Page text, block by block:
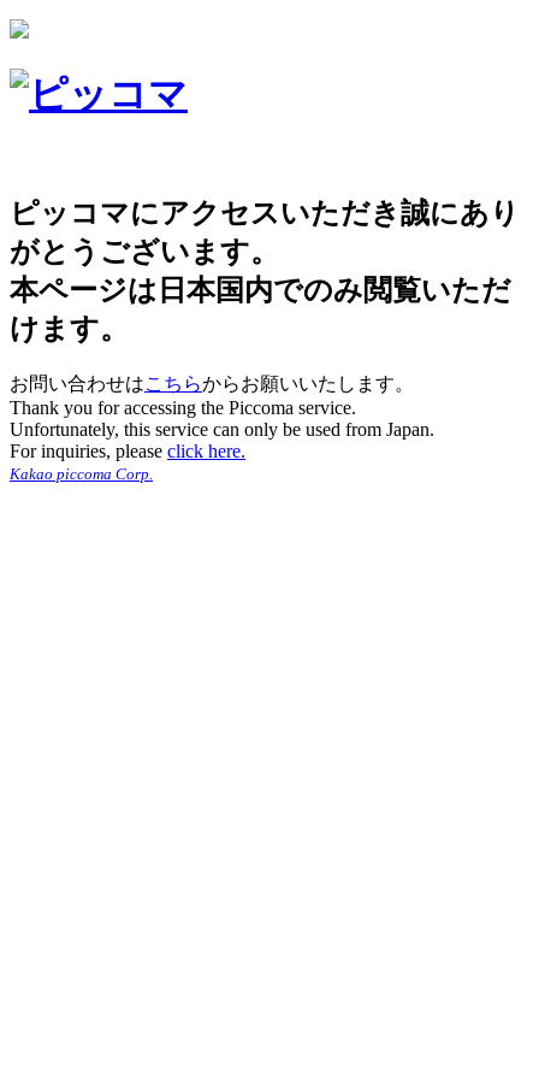
ピッコマにアクセスいただき誠にあり
がとうございます。
本ページは日本国内でのみ閲覧いただ
けます。
お問い合わせはこちらからお願いいたします。
Thank you for accessing the Piccoma service.
Unfortunately, this service can only be used from Japan.
For inquiries, please click here.
Kakao piccoma Corp.